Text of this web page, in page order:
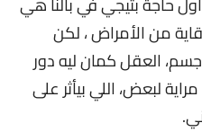
من الأمراض ، لكن
العقل كمان ليه دور
لبعض، اللي بيأثر على